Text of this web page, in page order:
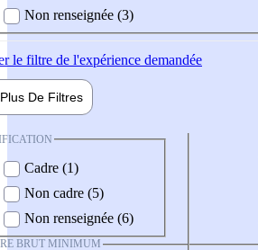
Non renseignée (3)
le filtre de l'expérience demandée
Plus De Filtres
Cadre (1)
Non cadre (5)
Non renseignée (6)
BRUT MINIMUM